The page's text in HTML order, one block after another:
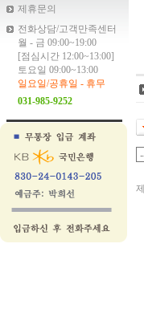
제휴문의
전화상담/고객만족센터
월 - 금 09:00~19:00
[점심시간 12:00~13:00]
토요일 09:00~13:00
일요일/공휴일 - 휴무
031-985-9252